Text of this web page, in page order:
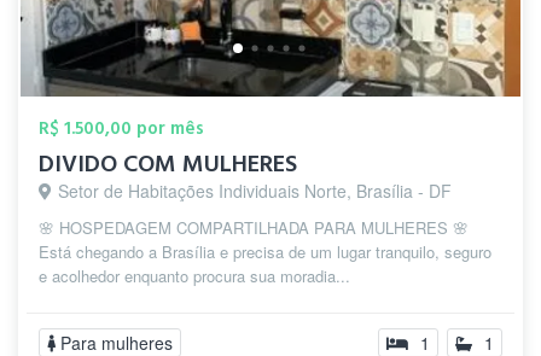
R$ 1.500,00 por mês
DIVIDO COM MULHERES
Setor de Habitações Individuais Norte, Brasília - DF
🌸 HOSPEDAGEM COMPARTILHADA PARA MULHERES 🌸
Está chegando a Brasília e precisa de um lugar tranquilo, seguro
e acolhedor enquanto procura sua moradia...
Para mulheres 1 1